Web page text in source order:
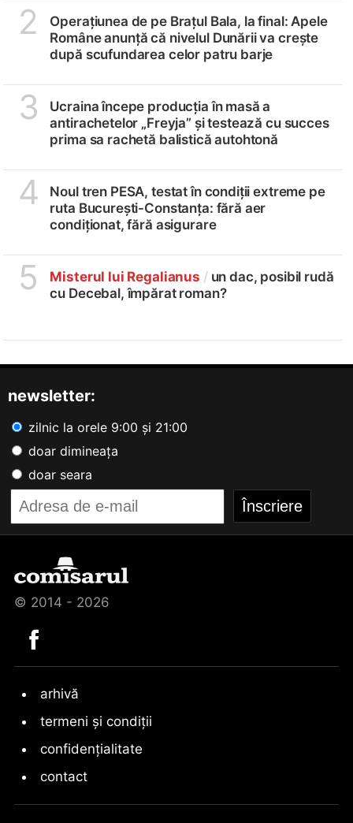
2
Operațiunea de pe Brațul Bala, la final: Apele
Române anunță că nivelul Dunării va crește
după scufundarea celor patru barje
3
Ucraina începe producția în masă a
antirachetelor „Freyja” și testează cu succes
prima sa rachetă balistică autohtonă
4
Noul tren PESA, testat în condiții extreme pe
ruta București-Constanța: fără aer
condiționat, fără asigurare
5 Misterul lui Regalianus /un dac, posibil rudă
cu Decebal, împărat roman?
newsletter:
zilnic la orele 9:00 și 21:00
doar dimineața
doar seara
© 2014 - 2026
arhivă
termeni și condiții
confidențialitate
contact